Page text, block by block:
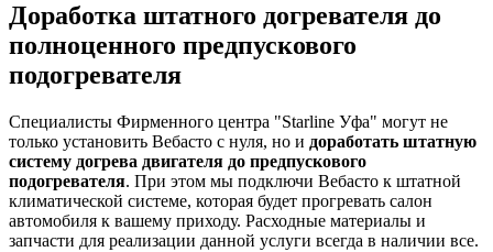
Доработка штатного догревателя до
полноценного предпускового
подогревателя
Специалисты Фирменного центра "Starline Уфа" могут не
только установить Вебасто с нуля, но и доработать штатную
систему догрева двигателя до предпускового
подогревателя. При этом мы подключи Вебасто к штатной
климатической системе, которая будет прогревать салон
автомобиля к вашему приходу. Расходные материалы и
запчасти для реализации данной услуги всегда в наличии все.